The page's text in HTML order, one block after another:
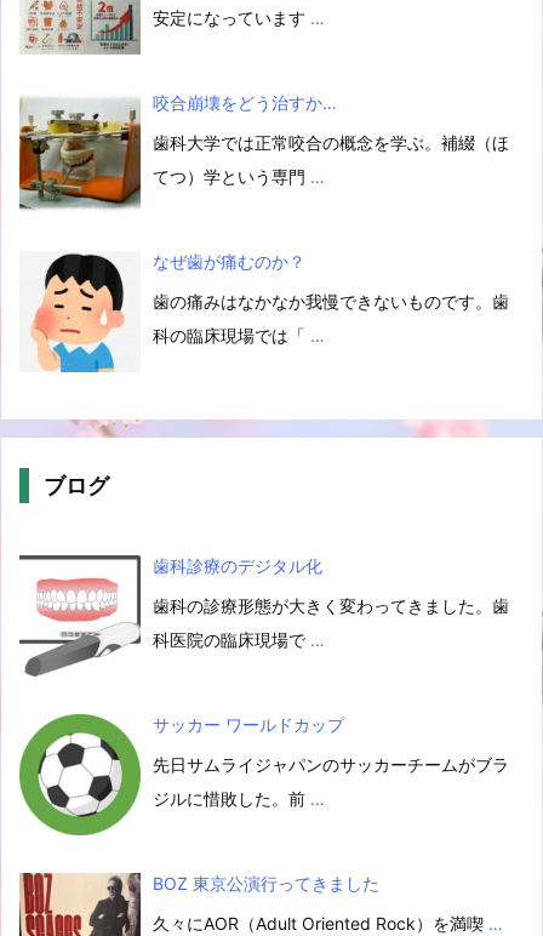
安定になっています …
咬合崩壊をどう治すか…
歯科大学では正常咬合の概念を学ぶ。補綴（ほ
てつ）学という専門 …
なぜ歯が痛むのか？
歯の痛みはなかなか我慢できないものです。歯
科の臨床現場では「 …
ブログ
歯科診療のデジタル化
歯科の診療形態が大きく変わってきました。歯
科医院の臨床現場で …
サッカー ワールドカップ
先日サムライジャパンのサッカーチームがブラ
ジルに惜敗した。前 …
BOZ 東京公演行ってきました
久々にAOR（Adult Oriented Rock）を満喫 …